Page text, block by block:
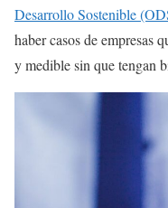
Desarrollo Sostenible
haber casos de empresas
y medible sin que tengan